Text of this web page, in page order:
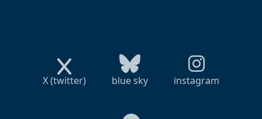
X (twitter) blue sky instagram